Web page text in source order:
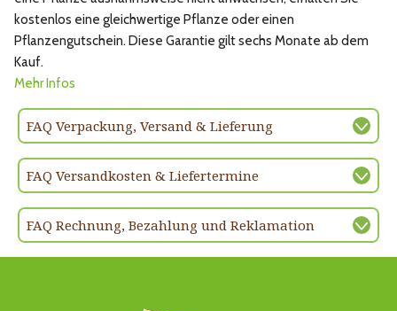
kostenlos eine gleichwertige Pflanze oder einen
Pflanzengutschein. Diese Garantie gilt sechs Monate ab dem
Kauf.
Mehr Infos
FAQ Verpackung, Versand & Lieferung
FAQ Versandkosten & Liefertermine
FAQ Rechnung, Bezahlung und Reklamation